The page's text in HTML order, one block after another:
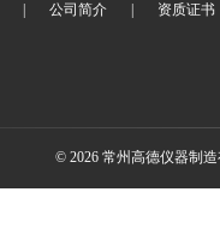
公司简介 资质证书
© 2026 常州高德仪器制